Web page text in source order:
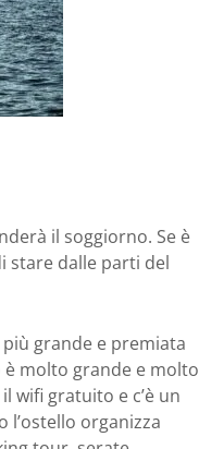
il soggiorno. Se è
stare dalle parti del
grande e premiata
è molto grande e molto
wifi gratuito e c’è un
l’ostello organizza